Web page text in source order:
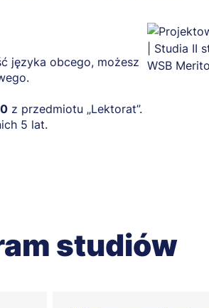
języka obcego, możesz
z przedmiotu „Lektorat”.
5 lat.
studiów